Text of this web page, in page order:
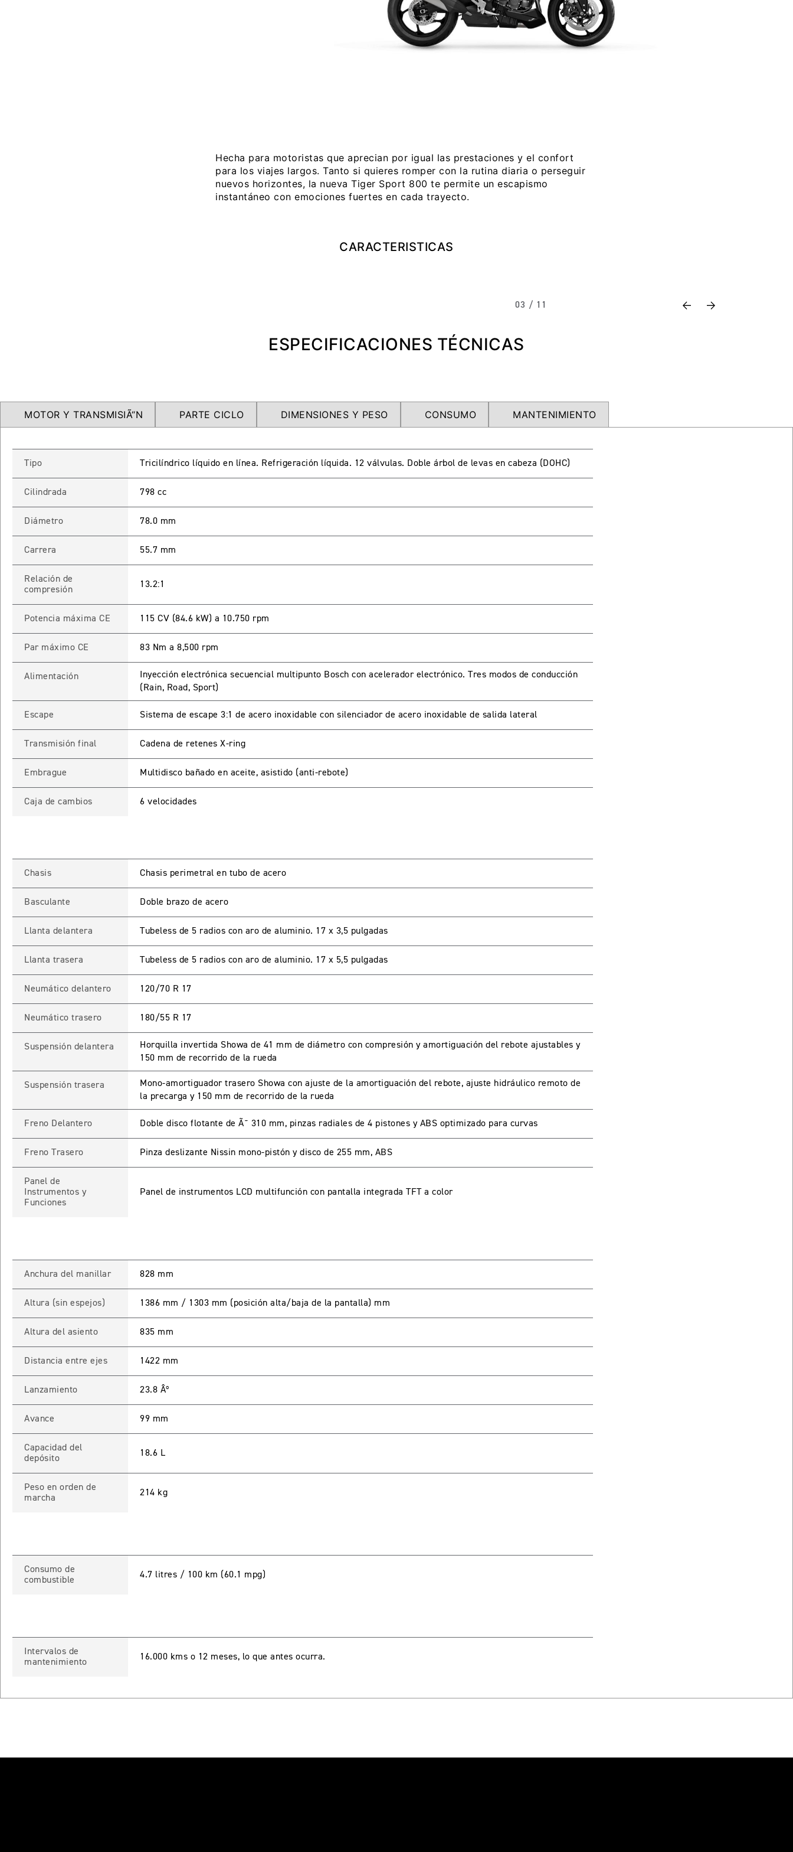
Hecha para motoristas que aprecian por igual las prestaciones y el confort
para los viajes largos. Tanto si quieres romper con la rutina diaria o perseguir
nuevos horizontes, la nueva Tiger Sport 800 te permite un escapismo
instantáneo con emociones fuertes en cada trayecto.
CARACTERISTICAS
03 / 11 PreviousNext
ESPECIFICACIONES TÉCNICAS
MOTOR Y TRANSMISIÃ“N PARTE CICLO DIMENSIONES Y PESO CONSUMO MANTENIMIENTO
Tipo Tricilíndrico líquido en línea. Refrigeración líquida. 12 válvulas. Doble árbol de levas en cabeza (DOHC)
Cilindrada 798 cc
Diámetro 78.0 mm
Carrera 55.7 mm
Relación de
compresión
13.2:1
Potencia máxima CE 115 CV (84.6 kW) a 10.750 rpm
Par máximo CE 83 Nm a 8,500 rpm
Alimentación
Inyección electrónica secuencial multipunto Bosch con acelerador electrónico. Tres modos de conducción
(Rain, Road, Sport)
Escape Sistema de escape 3:1 de acero inoxidable con silenciador de acero inoxidable de salida lateral
Transmisión final Cadena de retenes X-ring
Embrague Multidisco bañado en aceite, asistido (anti-rebote)
Caja de cambios 6 velocidades
Chasis Chasis perimetral en tubo de acero
Basculante Doble brazo de acero
Llanta delantera Tubeless de 5 radios con aro de aluminio. 17 x 3,5 pulgadas
Llanta trasera Tubeless de 5 radios con aro de aluminio. 17 x 5,5 pulgadas
Neumático delantero 120/70 R 17
Neumático trasero 180/55 R 17
Suspensión delantera
Horquilla invertida Showa de 41 mm de diámetro con compresión y amortiguación del rebote ajustables y
150 mm de recorrido de la rueda
Suspensión trasera
Mono-amortiguador trasero Showa con ajuste de la amortiguación del rebote, ajuste hidráulico remoto de
la precarga y 150 mm de recorrido de la rueda
Freno Delantero Doble disco flotante de Ã˜ 310 mm, pinzas radiales de 4 pistones y ABS optimizado para curvas
Freno Trasero Pinza deslizante Nissin mono-pistón y disco de 255 mm, ABS
Panel de
Instrumentos y
Funciones
Panel de instrumentos LCD multifunción con pantalla integrada TFT a color
Anchura del manillar 828 mm
Altura (sin espejos) 1386 mm / 1303 mm (posición alta/baja de la pantalla) mm
Altura del asiento 835 mm
Distancia entre ejes 1422 mm
Lanzamiento 23.8 Âº
Avance 99 mm
Capacidad del
depósito
18.6 L
Peso en orden de
marcha
214 kg
Consumo de
combustible
4.7 litres / 100 km (60.1 mpg)
Intervalos de
mantenimiento
16.000 kms o 12 meses, lo que antes ocurra.
INGRESO CLIENTES
registrarte.
INICIAR NUEVA CUENTA
Recuperar contraseña